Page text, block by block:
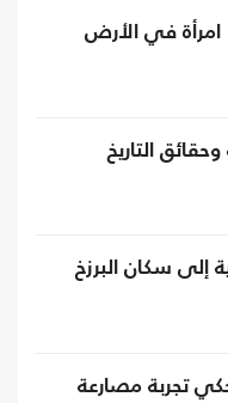
امرأة في الأرض
التاريخ
إلى سكان البرزخ
تجربة مصارعة